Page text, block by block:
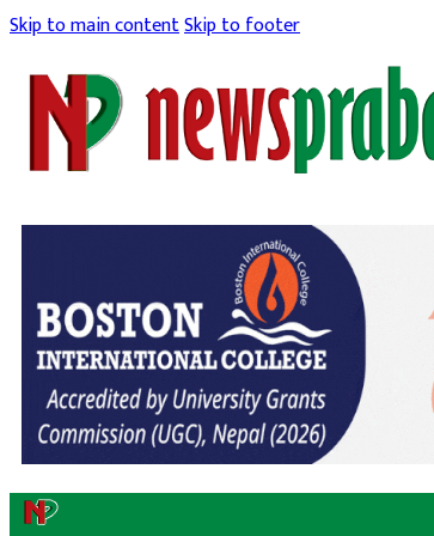
Skip to main contentSkip to footer